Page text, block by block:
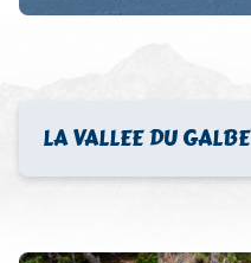
LA VALLEE DU GALBE